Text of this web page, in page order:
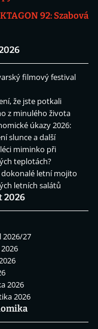
92: Szabová
filmový festival
že jste potkali
z minulého života
úkazy 2026:
slunce a další
miminko při
teplotách?
dokonalé letní mojito
letních salátů
2026
2026/27
2026
2026